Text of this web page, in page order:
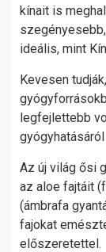
kínait is
ideális, mint
Kevesen
legfejlettebb
Az új világ ősi
az aloe fajtáit
(ámbrafa
fajokat
előszeretettel.